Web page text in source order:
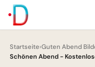
Startseite›Guten Abend
Schönen Abend -